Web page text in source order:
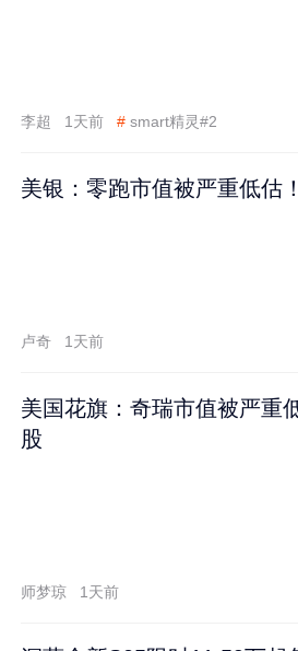
李超 1天前 # smart精灵#2
美银：零跑市值被严重低估
卢奇 1天前
美国花旗：奇瑞市值被严重
股
师梦琼 1天前